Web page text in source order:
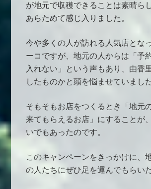
が地元で収穫できることは素晴ら
あらためて感じ入りました。
今や多くの人が訪れる人気店とな
ーコですが、地元の人からは「予
入れない」という声もあり、由香
したものかと頭を悩ませていました
そもそもお店をつくるとき「地元
来てもらえるお店」にすることが
いでもあったのです。
このキャンペーンをきっかけに、
の人たちにぜひ足を運んでもらい